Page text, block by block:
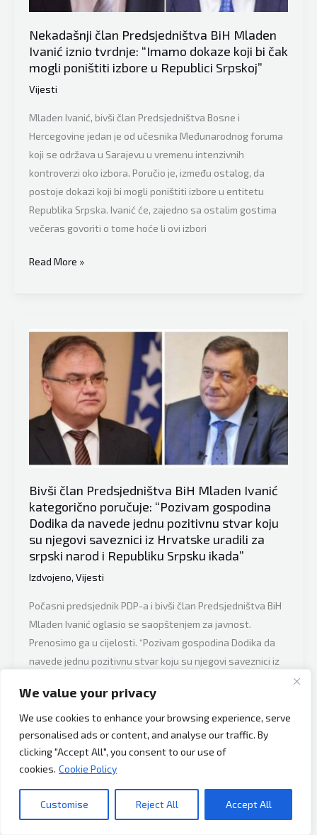
We value your privacy
We use cookies to enhance your browsing experience, serve
personalised ads or content, and analyse our traffic. By
clicking "Accept All", you consent to our use of
cookies. Cookie Policy
Customise Reject All Accept All
će
ovo
biti
početak
kraja
manipulacija
u
RS”
Nekadašnji član Predsjedništva BiH Mladen
Ivanić iznio tvrdnje: “Imamo dokaze koji bi čak
mogli poništiti izbore u Republici Srpskoj”
Vijesti
Mladen Ivanić, bivši član Predsjedništva Bosne i
Hercegovine jedan je od učesnika Međunarodnog foruma
koji se održava u Sarajevu u vremenu intenzivnih
kontroverzi oko izbora. Poručio je, između ostalog, da
postoje dokazi koji bi mogli poništiti izbore u entitetu
Republika Srpska. Ivanić će, zajedno sa ostalim gostima
večeras govoriti o tome hoće li ovi izbori
Nekadašnji
Predsjedništva
Mladen
Ivanić
iznio
tvrdnje:
“Imamo
dokaze
bi
mogli
poništiti
izbore
u
Republici
Read More »
Bivši član Predsjedništva BiH Mladen Ivanić
kategorično poručuje: “Pozivam gospodina
Dodika da navede jednu pozitivnu stvar koju
su njegovi saveznici iz Hrvatske uradili za
srpski narod i Republiku Srpsku ikada”
Izdvojeno, Vijesti
Počasni predsjednik PDP-a i bivši član Predsjedništva BiH
Mladen Ivanić oglasio se saopštenjem za javnost.
Prenosimo ga u cijelosti. “Pozivam gospodina Dodika da
navede jednu pozitivnu stvar koju su njegovi saveznici iz
a posebno prethodnih godina otkada on njeguje najbliže
odnose sa njima. Bez obzira na
Bivši
član
BiH
Mladen
Read More »